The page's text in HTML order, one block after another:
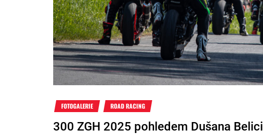
FOTOGALERIE ROAD RACING
300 ZGH 2025 pohledem Dušana Belici